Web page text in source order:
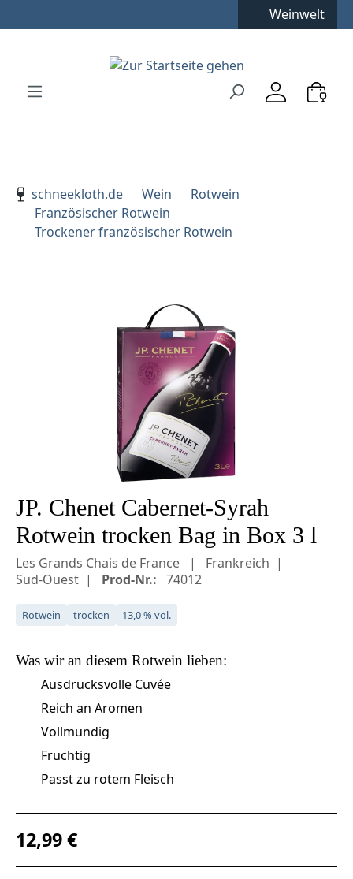
Zur Hauptnavigation springen
Weinwelt
schneekloth.de
Wein
Rotwein
Französischer Rotwein
Trockener französischer Rotwein
Bildergalerie überspringen
JP. Chenet Cabernet-Syrah
Rotwein trocken Bag in Box 3 l
Les Grands Chais de France
Frankreich
Sud-Ouest
Prod-Nr.: 74012
Rotwein trocken 13,0 % vol.
Was wir an diesem Rotwein lieben:
Ausdrucksvolle Cuvée
Reich an Aromen
Vollmundig
Fruchtig
Passt zu rotem Fleisch
Regulärer Preis:
12,99 €